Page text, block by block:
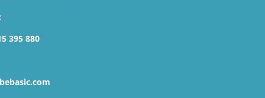
395 880